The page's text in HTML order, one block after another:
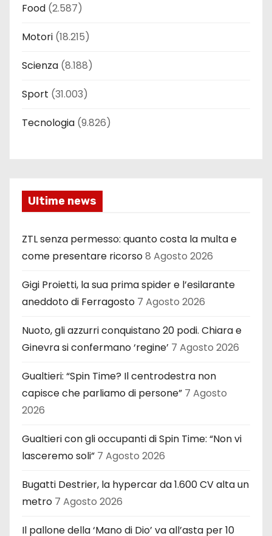
Food (2.587)
Motori (18.215)
Scienza (8.188)
Sport (31.003)
Tecnologia (9.826)
Ultime news
ZTL senza permesso: quanto costa la multa e
come presentare ricorso8 Agosto 2026
Gigi Proietti, la sua prima spider e l’esilarante
aneddoto di Ferragosto 7 Agosto 2026
Nuoto, gli azzurri conquistano 20 podi. Chiara e
Ginevra si confermano ‘regine’ 7 Agosto 2026
Gualtieri: “Spin Time? Il centrodestra non
capisce che parliamo di persone” 7 Agosto
2026
Gualtieri con gli occupanti di Spin Time: “Non vi
lasceremo soli” 7 Agosto 2026
Bugatti Destrier, la hypercar da 1.600 CV alta un
metro 7 Agosto 2026
Il pallone della ‘Mano di Dio’ va all’asta per 10